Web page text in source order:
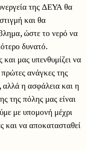
της ΔΕΥΑ θα
και θα
ώστε το νερό να
δυνατό.
μας υπενθυμίζει να
ανάγκες της
αλλά η ασφάλεια και η
της πόλης μας είναι
με υπομονή μέχρι
και να αποκατασταθεί